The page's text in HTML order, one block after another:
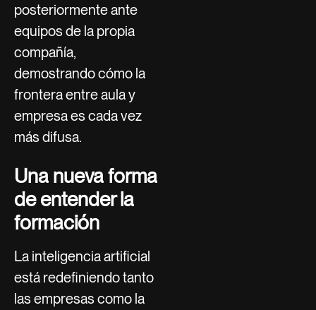
posteriormente ante
equipos de la propia
compañía,
demostrando cómo la
frontera entre aula y
empresa es cada vez
más difusa.
Una nueva forma
de entender la
formación
La inteligencia artificial
está redefiniendo tanto
las empresas como la